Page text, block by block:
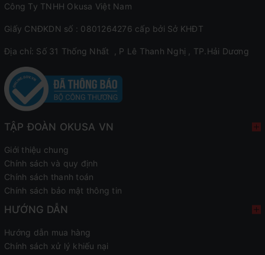
Công Ty TNHH Okusa Việt Nam
Giấy CNĐKDN số : 0801264276 cấp bởi Sở KHĐT
Địa chỉ: Số 31 Thống Nhất , P Lê Thanh Nghị , TP.Hải Dương
TẬP ĐOÀN OKUSA VN
Giới thiệu chung
Chính sách và quy định
Chính sách thanh toán
Chính sách bảo mật thông tin
HƯỚNG DẪN
Hướng dẫn mua hàng
Chính sách xử lý khiếu nại